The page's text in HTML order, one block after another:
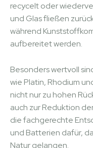
recycelt oder
und Glas fließen
während
aufbereitet werden.
Besonders wertvoll
wie Platin, Rhodium
nicht nur zu hohen
auch zur Reduktion
die fachgerechte
und Batterien dafür,
Natur gelangen.